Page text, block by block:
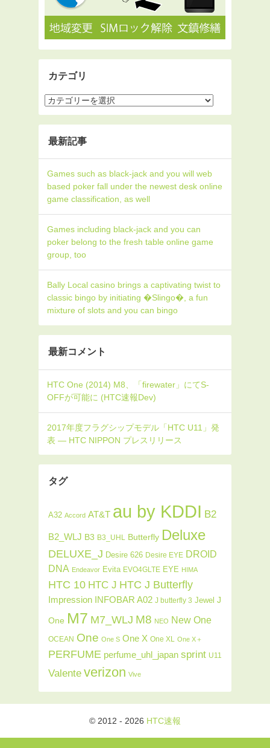
カテゴリ
最新記事
Games such as black-jack and you will web
based poker fall under the newest desk online
game classification, as well
Games including black-jack and you can
poker belong to the fresh table online game
group, too
Bally Local casino brings a captivating twist to
classic bingo by initiating �Slingo�, a fun
mixture of slots and you can bingo
最新コメント
タグ
A32 Accord AT&T au by KDDI B2
B2_WLJ B3 B3_UHL Butterfly Deluxe
DELUXE_J Desire 626 Desire EYE DROID
DNA Endeavor Evita EVO4GLTE EYE HIMA
HTC 10 HTC J HTC J Butterfly
Impression INFOBAR A02 J butterfly 3 Jewel J
One M7 M7_WLJ M8 NEO New One
OCEAN One One S One X One XL One X＋
PERFUME perfume_uhl_japan sprint U11
Valente verizon Vive
© 2012 - 2026 HTC速報